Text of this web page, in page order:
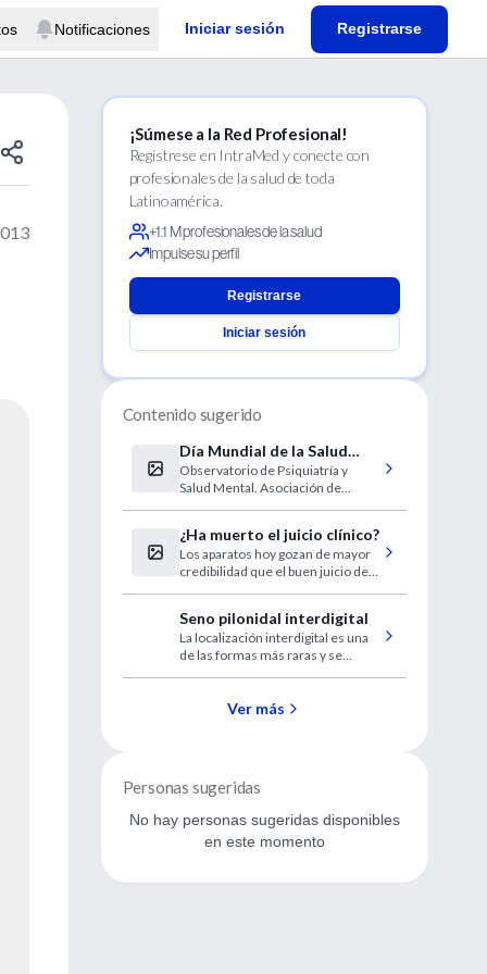
Notificaciones Iniciar sesión Registrarse
¡Súmese a la Red Profesional!
Regístrese en IntraMed y conecte con
profesionales de la salud de toda
Latinoamérica.
+1.1 M profesionales de la salud
Impulse su perfil
Registrarse
Iniciar sesión
Contenido sugerido
Día Mundial de la Salud
Mental
Observatorio de Psiquiatría y
Salud Mental. Asociación de
¿Ha muerto el juicio clínico?
Los aparatos hoy gozan de mayor
credibilidad que el buen juicio de
Seno pilonidal interdigital
La localización interdigital es una
de las formas más raras y se
masculinos, como una
Ver más
Personas sugeridas
No hay personas sugeridas disponibles
en este momento